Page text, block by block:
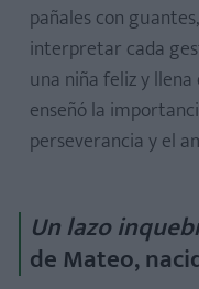
pañales con
interpretar cada
una niña feliz y
enseñó la
perseverancia y el
Un lazo
de Mateo,